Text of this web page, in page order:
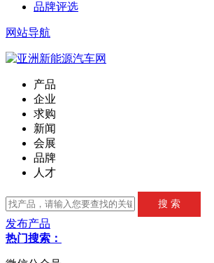
品牌评选
网站导航
产品
企业
求购
新闻
会展
品牌
人才
发布产品
热门搜索：